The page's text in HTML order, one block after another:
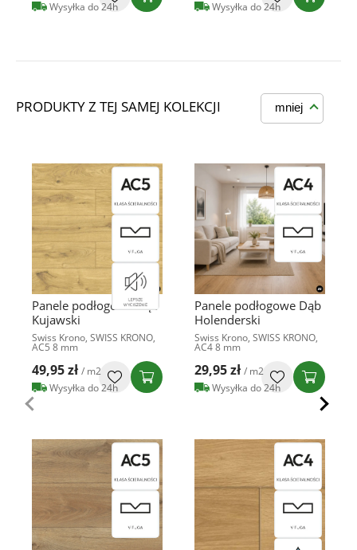
Wysyłka do 24h Wysyłka do 24h
PRODUKTY Z TEJ SAMEJ KOLEKCJI mniej
Panele podłogowe Dąb
Kujawski
Swiss Krono, SWISS KRONO,
AC5 8 mm
49,95 zł / m2
Wysyłka do 24h
Panele podłogowe Dąb
Holenderski
Swiss Krono, SWISS KRONO,
AC4 8 mm
29,95 zł / m2
Wysyłka do 24h